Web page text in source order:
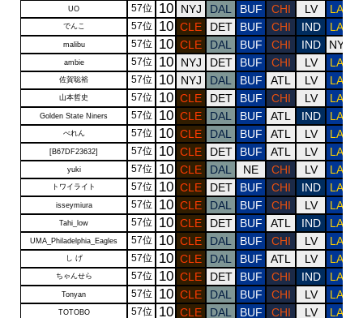
UO 57位 10 NYJ DAL BUF CHI LV LAR
でんこ 57位 10 CLE DET BUF CHI IND LAR
malibu 57位 10 CLE DAL BUF CHI IND NYG
ambie 57位 10 NYJ DET BUF CHI LV LAR
佐賀聡裕 57位 10 NYJ DAL BUF ATL LV LAR
山本哲史 57位 10 CLE DET BUF CHI LV LAR
Golden State Niners 57位 10 CLE DAL BUF ATL IND LAR
べれん 57位 10 CLE DAL BUF ATL LV LAR
[B67DF23632] 57位 10 CLE DET BUF ATL LV LAR
yuki 57位 10 CLE DAL NE CHI LV LAR
トワイライト 57位 10 CLE DET BUF CHI IND LAR
isseymiura 57位 10 CLE DAL BUF CHI LV LAR
Tahi_low 57位 10 CLE DET BUF ATL IND LAR
UMA_Philadelphia_Eagles 57位 10 CLE DAL BUF CHI LV LAR
し げ 57位 10 CLE DAL BUF ATL LV LAR
ちゃんせら 57位 10 CLE DET BUF CHI IND LAR
Tonyan 57位 10 CLE DAL BUF CHI LV LAR
TOTOBO 57位 10 CLE DAL BUF CHI LV LAR